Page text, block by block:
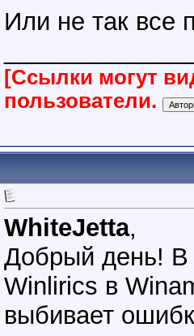
Или не так все
[Ссылки могут
пользователи.
WhiteJetta,
Добрый день! В
Winlirics в
выбивает